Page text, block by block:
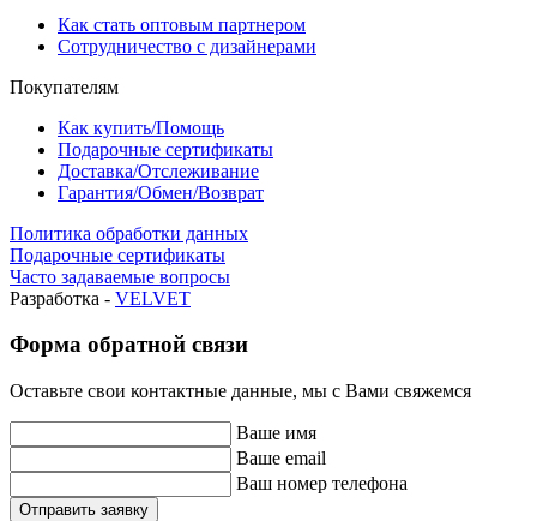
Как стать оптовым партнером
Сотрудничество с дизайнерами
Покупателям
Как купить/Помощь
Подарочные сертификаты
Доставка/Отслеживание
Гарантия/Обмен/Возврат
Политика обработки данных
Подарочные сертификаты
Часто задаваемые вопросы
Разработка - VELVET
Форма обратной связи
Оставьте свои контактные данные, мы с Вами свяжемся
Ваше имя
Ваше email
Ваш номер телефона
Отправить заявку